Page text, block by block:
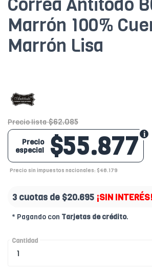
Marrón 100%
Marrón Lisa
Precio lista $62.085
$55.877
Precio
especial
Precio sin impuestos nacionales: $46.179
3 cuotas de $20.695 ¡SIN INTERÉS!
* Pagando con Tarjetas de crédito.
Cantidad